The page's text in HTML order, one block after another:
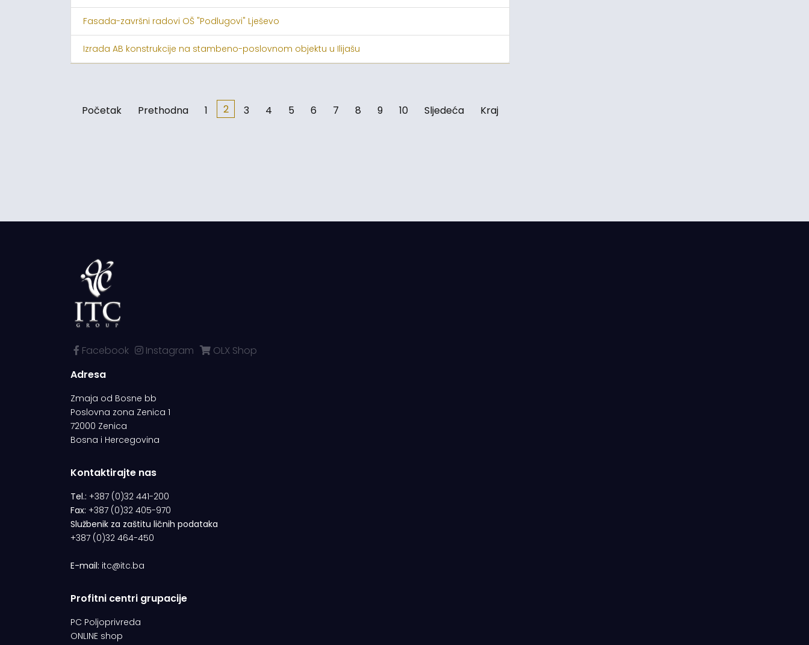
Fasada-završni radovi OŠ "Podlugovi" Lješevo
Izrada AB konstrukcije na stambeno-poslovnom objektu u Ilijašu
Početak Prethodna 1 2 3 4 5 6 7 8 9 10 Sljedeća Kraj
Facebook Instagram
OLX Shop
Adresa
Zmaja od Bosne bb
Poslovna zona Zenica 1
72000 Zenica
Bosna i Hercegovina
Kontaktirajte nas
Tel.: +387 (0)32 441-200
Fax: +387 (0)32 405-970
Službenik za zaštitu ličnih podataka
+387 (0)32 464-450
E-mail: itc@itc.ba
Profitni centri grupacije
PC Poljoprivreda
ONLINE shop